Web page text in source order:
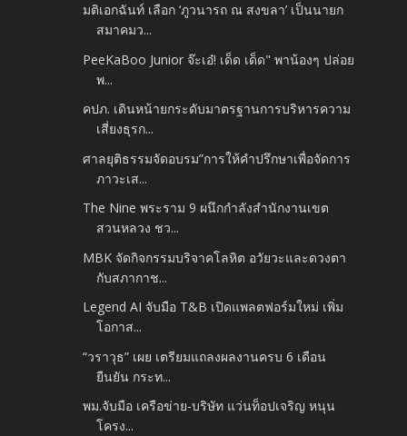
มติเอกฉันท์ เลือก ‘ภูวนารถ ณ สงขลา’ เป็นนายก
สมาคมว...
PeeKaBoo Junior จ๊ะเอ๋! เด็ด เด็ด" พาน้องๆ ปล่อย
พ...
คปภ. เดินหน้ายกระดับมาตรฐานการบริหารความ
เสี่ยงธุรก...
ศาลยุติธรรมจัดอบรม”การให้คำปรึกษาเพื่อจัดการ
ภาวะเส...
The Nine พระราม 9 ผนึกกำลังสำนักงานเขต
สวนหลวง ชว...
MBK จัดกิจกรรมบริจาคโลหิต อวัยวะและดวงตา
กับสภากาช...
Legend AI จับมือ T&B เปิดแพลตฟอร์มใหม่ เพิ่ม
โอกาส...
“วราวุธ” เผย เตรียมแถลงผลงานครบ 6 เดือน
ยืนยัน กระท...
พม.จับมือ เครือข่าย-บริษัท แว่นท็อปเจริญ หนุน
โครง...